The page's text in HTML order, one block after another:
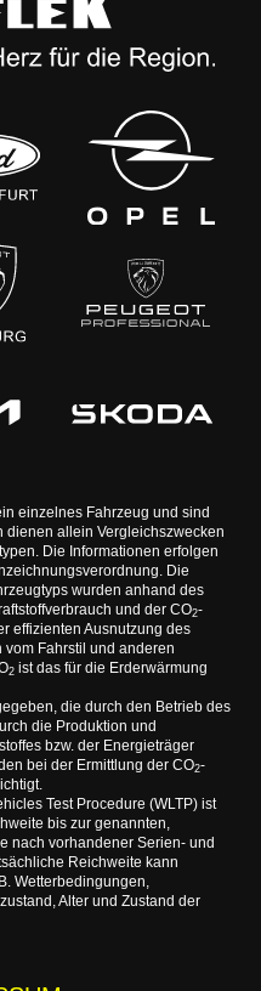
einzelnes Fahrzeug und sind
dienen allein Vergleichszwecken
Die Informationen erfolgen
Die
wurden anhand des
und der CO2-
effizienten Ausnutzung des
vom Fahrstil und anderen
2ist das für die Erderwärmung
die durch den Betrieb des
die Produktion und
bzw. der Energieträger
bei der Ermittlung der CO2-
Test Procedure (WLTP) ist
bis zur genannten,
nach vorhandener Serien- und
Reichweite kann
Wetterbedingungen,
Alter und Zustand der